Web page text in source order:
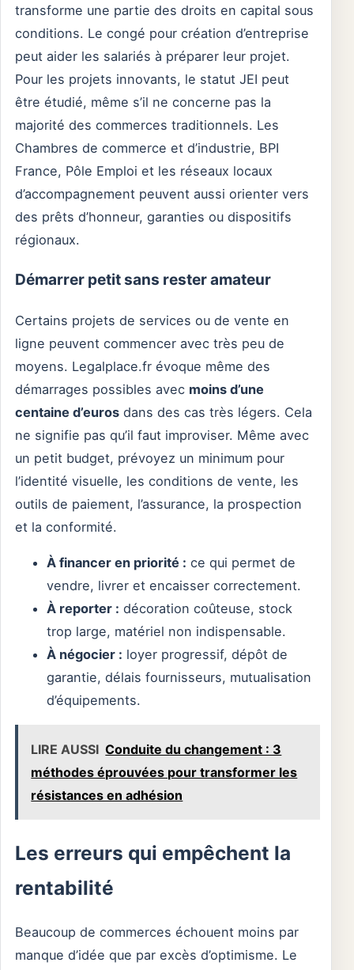
transforme une partie des droits en capital sous
conditions. Le congé pour création d’entreprise
peut aider les salariés à préparer leur projet.
Pour les projets innovants, le statut JEI peut
être étudié, même s’il ne concerne pas la
majorité des commerces traditionnels. Les
Chambres de commerce et d’industrie, BPI
France, Pôle Emploi et les réseaux locaux
d’accompagnement peuvent aussi orienter vers
des prêts d’honneur, garanties ou dispositifs
régionaux.
Démarrer petit sans rester amateur
Certains projets de services ou de vente en
ligne peuvent commencer avec très peu de
moyens. Legalplace.fr évoque même des
démarrages possibles avec moins d’une
centaine d’euros dans des cas très légers. Cela
ne signifie pas qu’il faut improviser. Même avec
un petit budget, prévoyez un minimum pour
l’identité visuelle, les conditions de vente, les
outils de paiement, l’assurance, la prospection
et la conformité.
À financer en priorité : ce qui permet de
vendre, livrer et encaisser correctement.
À reporter : décoration coûteuse, stock
trop large, matériel non indispensable.
À négocier : loyer progressif, dépôt de
garantie, délais fournisseurs, mutualisation
d’équipements.
LIRE AUSSI Conduite du changement : 3
méthodes éprouvées pour transformer les
résistances en adhésion
Les erreurs qui empêchent la
rentabilité
Beaucoup de commerces échouent moins par
manque d’idée que par excès d’optimisme. Le